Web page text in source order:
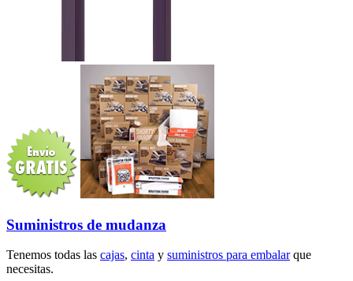
Suministros de mudanza
Tenemos todas las cajas, cinta y suministros para embalarque
necesitas.